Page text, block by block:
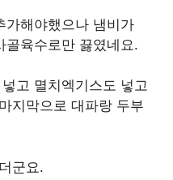
가해야했으나 냄비가
골육수로만 끓였네요.
고 멸치엑기스도 넣고
지막으로 대파랑 두부
군요.